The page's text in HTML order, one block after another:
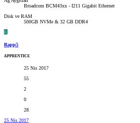
Broadcom BCM43xx - I211 Gigabit Ethernet
Disk ve RAM
500GB NVMe & 32 GB DDR4
R
Rapp5
APPRENTICE
25 Nis 2017
55
2
0
28
25 Nis 2017